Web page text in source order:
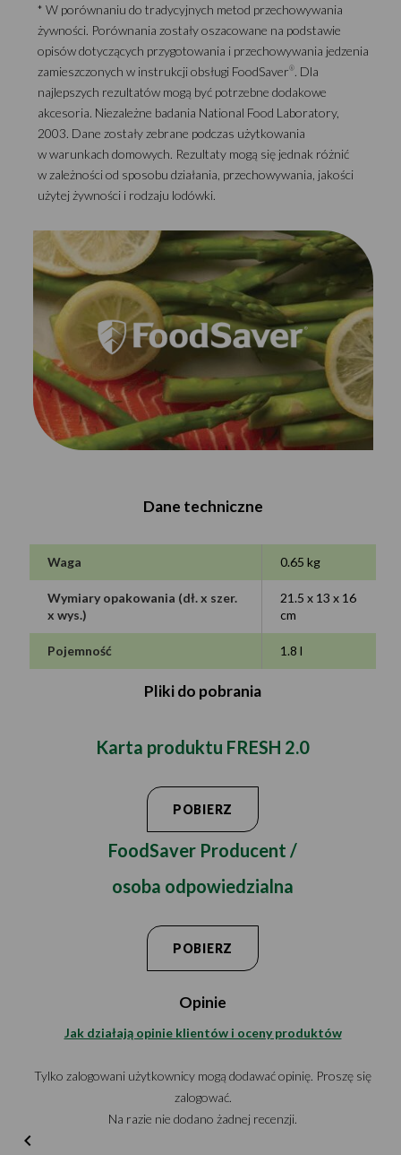
* W porównaniu do tradycyjnych metod przechowywania
żywności. Porównania zostały oszacowane na podstawie
opisów dotyczących przygotowania i przechowywania jedzenia
zamieszczonych w instrukcji obsługi FoodSaver®. Dla
najlepszych rezultatów mogą być potrzebne dodakowe
akcesoria. Niezależne badania National Food Laboratory,
2003. Dane zostały zebrane podczas użytkowania
w warunkach domowych. Rezultaty mogą się jednak różnić
w zależności od sposobu działania, przechowywania, jakości
użytej żywności i rodzaju lodówki.
Dane techniczne
Waga 0.65 kg
Wymiary opakowania (dł. x szer.
x wys.)
21.5 x 13 x 16
cm
Pojemność 1.8 l
Pliki do pobrania
Karta produktu FRESH 2.0
POBIERZ
FoodSaver Producent /
osoba odpowiedzialna
POBIERZ
Opinie
Jak działają opinie klientów i oceny produktów
Tylko zalogowani użytkownicy mogą dodawać opinię. Proszę się
zalogować.
Na razie nie dodano żadnej recenzji.
chevron_left